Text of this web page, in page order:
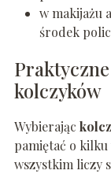
w makijażu
środek
kolczyków
Wybierając
pamiętać o
wszystkim liczy